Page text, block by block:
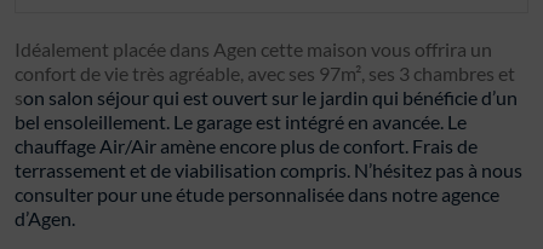
Idéalement placée dans Agen cette maison vous offrira un
confort de vie très agréable, avec ses 97m², ses 3 chambres et
son salon séjour qui est ouvert sur le jardin qui bénéficie d’un
bel ensoleillement. Le garage est intégré en avancée. Le
chauffage Air/Air amène encore plus de confort. Frais de
terrassement et de viabilisation compris. N’hésitez pas à nous
consulter pour une étude personnalisée dans notre agence
d’Agen.